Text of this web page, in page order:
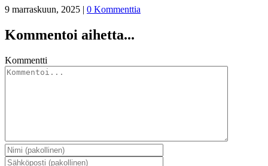
9 marraskuun, 2025 | 0 Kommenttia
Kommentoi aihetta...
Kommentti